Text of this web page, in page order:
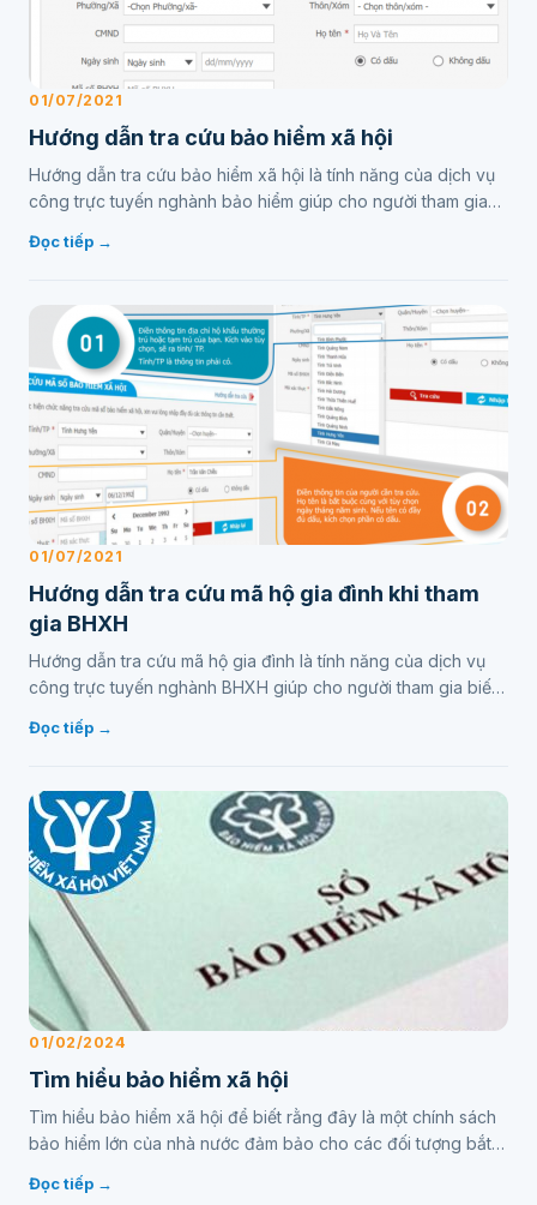
01/07/2021
Hướng dẫn tra cứu bảo hiểm xã hội
Hướng dẫn tra cứu bảo hiểm xã hội là tính năng của dịch vụ
công trực tuyến nghành bảo hiểm giúp cho người tham gia
Đọc tiếp →
01/07/2021
Hướng dẫn tra cứu mã hộ gia đình khi tham
gia BHXH
Hướng dẫn tra cứu mã hộ gia đình là tính năng của dịch vụ
công trực tuyến nghành BHXH giúp cho người tham gia biết
Đọc tiếp →
01/02/2024
Tìm hiểu bảo hiểm xã hội
Tìm hiểu bảo hiểm xã hội để biết rằng đây là một chính sách
bảo hiểm lớn của nhà nước đảm bảo cho các đối tượng bắt
Đọc tiếp →